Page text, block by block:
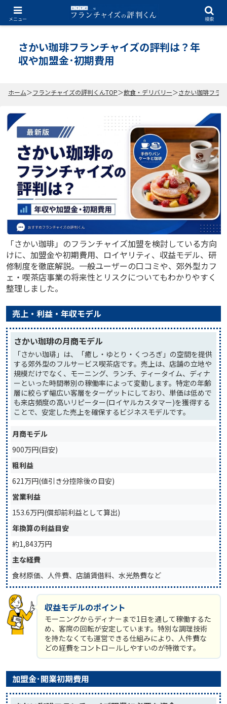
メニュー 検索
2026.07.03
さかい珈琲フランチャイズの評判は？年
収や加盟金･初期費用
ホーム フランチャイズの評判くんTOP 飲食・デリバリー さかい珈琲フラ
「さかい珈琲」のフランチャイズ加盟を検討している方向
けに、加盟金や初期費用、ロイヤリティ、収益モデル、研
修制度を徹底解説。一般ユーザーの口コミや、郊外型カフ
ェ・喫茶店事業の将来性とリスクについてもわかりやすく
整理しました。
売上・利益・年収モデル
さかい珈琲の月商モデル
「さかい珈琲」は、「癒し・ゆとり・くつろぎ」の空間を提供
する郊外型のフルサービス喫茶店です。売上は、店舗の立地や
規模だけでなく、モーニング、ランチ、ティータイム、ディナ
ーといった時間帯別の稼働率によって変動します。特定の年齢
層に絞らず幅広い客層をターゲットにしており、単価は低めで
も来店頻度の高いリピーター(ロイヤルカスタマー)を獲得する
ことで、安定した売上を確保するビジネスモデルです。
月商モデル
900万円(目安)
粗利益
621万円(値引き分控除後の目安)
営業利益
153.6万円(償却前利益として算出)
年換算の利益目安
約1,843万円
主な経費
食材原価、人件費、店舗賃借料、水光熱費など
収益モデルのポイント
モーニングからディナーまで1日を通して稼働するた
め、客席の回転が安定しています。特別な調理技術
を持たなくても運営できる仕組みにより、人件費な
どの経費をコントロールしやすいのが特徴です。
加盟金･開業初期費用